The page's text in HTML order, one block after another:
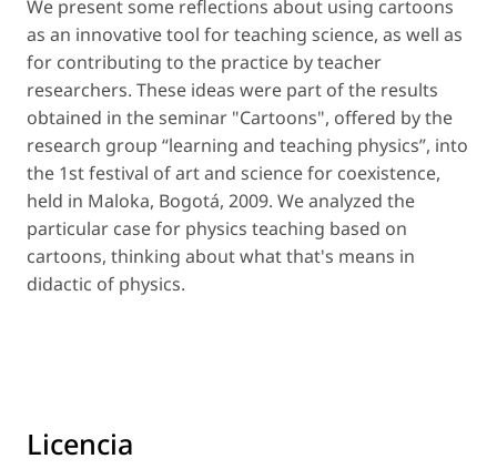
We present some reflections about using cartoons
as an innovative tool for teaching science, as well as
for contributing to the practice by teacher
researchers. These ideas were part of the results
obtained in the seminar "Cartoons", offered by the
research group “learning and teaching physics”, into
the 1st festival of art and science for coexistence,
held in Maloka, Bogotá, 2009. We analyzed the
particular case for physics teaching based on
cartoons, thinking about what that's means in
didactic of physics.
Licencia